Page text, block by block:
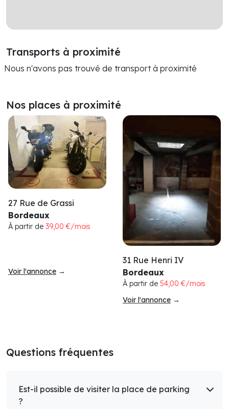
Transports à proximité
Nous n'avons pas trouvé de transport à proximité
Nos places à proximité
27 Rue de Grassi
Bordeaux
À partir de 39,00 €/mois
Voir l'annonce →
31 Rue Henri IV
Bordeaux
À partir de 54,00 €/mois
Voir l'annonce →
Questions fréquentes
Est-il possible de visiter la place de parking
?